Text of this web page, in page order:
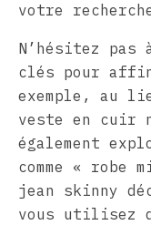
votre
N’hésitez pas
clés pour
exemple, au
veste en cuir
également
comme «
jean skinny
vous utilisez